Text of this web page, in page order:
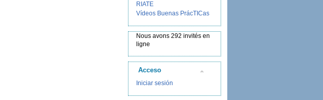
RIATE
Vídeos Buenas PrácTICas
Nous avons 292 invités en
ligne
Acceso
Iniciar sesión